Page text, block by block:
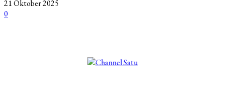
21 Oktober 2025
0